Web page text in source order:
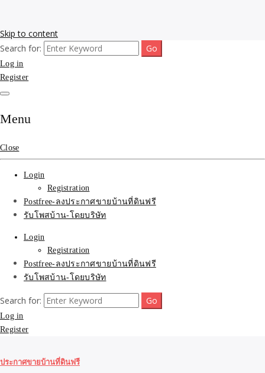
Skip to content
รับจ้างโพสขายบ้าน ติดAI
Search รับทำSEOรายเดือน
ติดหน้า1google ราคาถูก
มาก SEOขายของ บ้าน
ที่ดินฟรีประกาศ ที่เดียวใน
เมืองไทย
รับโพสต์เว็บขายบ้าน อสังหา ทำSEOรายเดือนราคาถูก เน้นติดAI โพสต์
ประกาศบ้านที่ดินฟรี SEOขายบ้าน รับจ้างโพสต์บ้านที่ดินติดหน้า1goolge
ราคาถูกที่สุด ฟรีลงประกาศอสังหา รับทำSEOขายสินค้า
Search for:
Log in
Register
Menu
Close
Login
Registration
Postfree-ลงประกาศขายบ้านที่ดินฟรี
รับโพสบ้าน-โดยบริษัท
Login
Registration
Postfree-ลงประกาศขายบ้านที่ดินฟรี
รับโพสบ้าน-โดยบริษัท
Search for:
Log in
Register
ประกาศขายบ้านที่ดินฟรี